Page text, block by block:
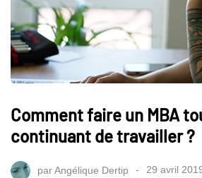
Comment faire un MBA
continuant de travailler ?
parAngélique Dertip 29 avril